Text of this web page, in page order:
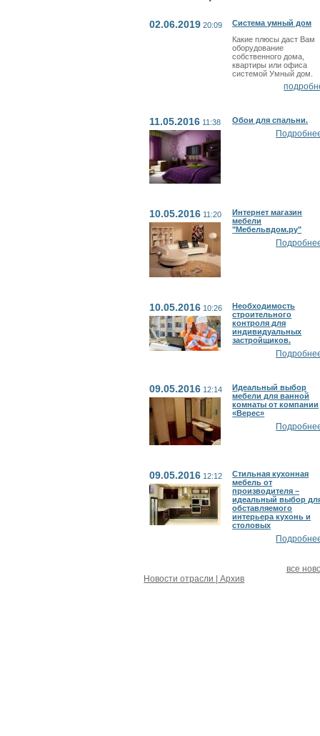
02.06.2019 20:09
Система умный дом
Какие плюсы даст Вам
оборудование
собственного дома,
квартиры или офиса
системой Умный дом.
11.05.2016 11:38 Обои для спальни.
10.05.2016 11:20
Интернет магазин
мебели
"Мебельвдом.ру"
10.05.2016 10:26
Необходимость
строительного
контроля для
индивидуальных
застройщиков.
09.05.2016 12:14
Идеальный выбор
мебели для ванной
комнаты от компании
«Верес»
09.05.2016 12:12
Стильная кухонная
мебель от
производителя –
идеальный выбор
обставляемого
интерьера кухонь и
столовых
все
Новости отрасли | Архив